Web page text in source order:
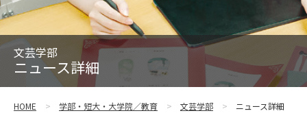
文芸学部
ニュース詳細
HOME 学部・短大・大学院／教育 文芸学部 ニュース詳細